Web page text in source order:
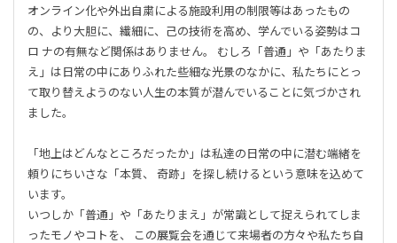
オンライン化や外出自粛による施設利用の制限等はあったもの
の、より大胆に、繊細に、己の技術を高め、学んでいる姿勢はコ
ロ ナの有無など関係はありません。 むしろ「普通」や「あたりま
え」は日常の中にありふれた些細な光景のなかに、私たちにとっ
て取り替えようのない人生の本質が潜んでいることに気づかされ
ました。
「地上はどんなところだったか」は私達の日常の中に潜む端緒を
頼りにちいさな「本質、 奇跡」を探し続けるという意味を込めて
います。
いつしか「普通」や「あたりまえ」が常識として捉えられてしま
ったモノやコトを、 この展覧会を通じて来場者の方々や私たち自